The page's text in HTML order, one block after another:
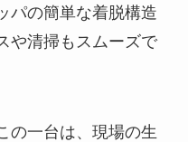
パの簡単な着脱構造
や清掃もスムーズで
の一台は、現場の生